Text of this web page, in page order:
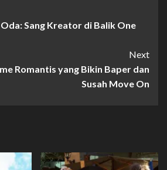
Sang Kreator di Balik One
Next
Romantis yang Bikin Baper dan
Susah Move On